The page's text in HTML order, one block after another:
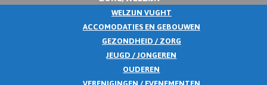
WELZIJN VUGHT
ACCOMODATIES EN GEBOUWEN
GEZONDHEID / ZORG
JEUGD / JONGEREN
OUDEREN